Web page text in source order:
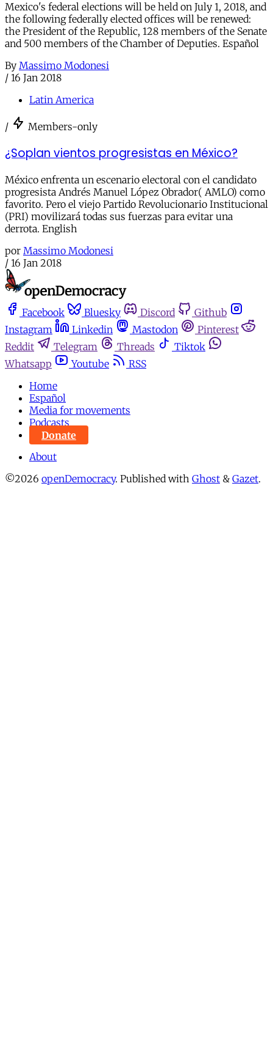
Mexico's federal elections will be held on July 1, 2018, and
the following federally elected offices will be renewed:
the President of the Republic, 128 members of the Senate
and 500 members of the Chamber of Deputies. Español
By Massimo Modonesi
/ 16 Jan 2018
Latin America
/ Members-only
¿Soplan vientos progresistas en México?
México enfrenta un escenario electoral con el candidato
progresista Andrés Manuel López Obrador( AMLO) como
favorito. Pero el viejo Partido Revolucionario Institucional
(PRI) movilizará todas sus fuerzas para evitar una
derrota. English
por Massimo Modonesi
/ 16 Jan 2018
Facebook Bluesky Discord
Github
Instagram
Linkedin Mastodon
Pinterest
Reddit
Telegram Threads
Tiktok
Whatsapp
Youtube
RSS
Home
Español
Media for movements
Podcasts
Donate
About
©2026 openDemocracy. Published with Ghost & Gazet.